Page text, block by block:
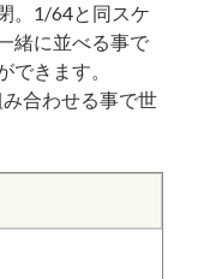
。1/64と同スケ
緒に並べる事で
きます。
合わせる事で世